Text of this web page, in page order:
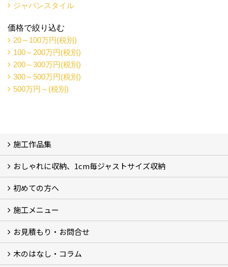
ジャパンスタイル
価格で絞り込む
20～100万円(税別)
100～200万円(税別)
200～300万円(税別)
300～500万円(税別)
500万円～(税別)
施工作品集
施工作品集
おしゃれに収納、1cm毎ジャストサイズ収納
おしゃれに収納、相談会
ジャストサイズ収納、1cm毎に自由自在
ジャストサイズ収納、作品集
ジャストサイズ収納、価格11.000～
ジャストサイズ収納、Before・After
ジャストサイズ収納、カラー
好きっ！を飾る、ラックオン収納
サーファーへ、RACK ON収納surf
初めての方へ
打合せ・施工の流れ
施工メニュー
Garege Deck～ガレージデッキ
Wood Deck～ウッドデッキ・フェンス
Garege Roof～ガレージ屋根・趣味の基地ハウス
Order Exterior～オーダーメイド外構
Order Table～オーダーメイド装飾・テーブル
Resort Style～リゾートスタイルリフォーム
お見積もり・お問合せ
フォームで問い合わせる
LINEで概算見積り
木のはなし・コラム